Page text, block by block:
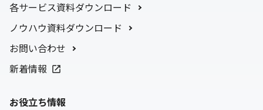
各サービス資料ダウンロード
ノウハウ資料ダウンロード
お問い合わせ
新着情報
お役立ち情報